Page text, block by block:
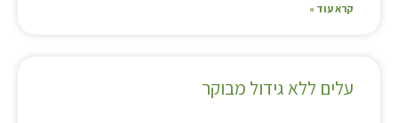
קרא עוד »
עלים ללא גידול מבוקר